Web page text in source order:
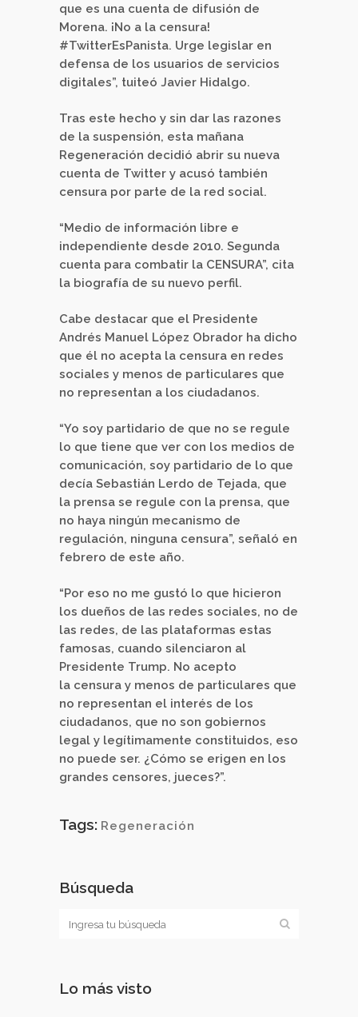
que es una cuenta de difusión de
Morena. ¡No a la censura!
#TwitterEsPanista. Urge legislar en
defensa de los usuarios de servicios
digitales”, tuiteó Javier Hidalgo.
Tras este hecho y sin dar las razones
de la suspensión, esta mañana
Regeneración decidió abrir su nueva
cuenta de Twitter y acusó también
censura por parte de la red social.
“Medio de información libre e
independiente desde 2010. Segunda
cuenta para combatir la CENSURA”, cita
la biografía de su nuevo perfil.
Cabe destacar que el Presidente
Andrés Manuel López Obrador ha dicho
que él no acepta la censura en redes
sociales y menos de particulares que
no representan a los ciudadanos.
“Yo soy partidario de que no se regule
lo que tiene que ver con los medios de
comunicación, soy partidario de lo que
decía Sebastián Lerdo de Tejada, que
la prensa se regule con la prensa, que
no haya ningún mecanismo de
regulación, ninguna censura”, señaló en
febrero de este año.
“Por eso no me gustó lo que hicieron
los dueños de las redes sociales, no de
las redes, de las plataformas estas
famosas, cuando silenciaron al
Presidente Trump. No acepto
la censura y menos de particulares que
no representan el interés de los
ciudadanos, que no son gobiernos
legal y legítimamente constituidos, eso
no puede ser. ¿Cómo se erigen en los
grandes censores, jueces?”.
Tags: Regeneración
Búsqueda
Lo más visto